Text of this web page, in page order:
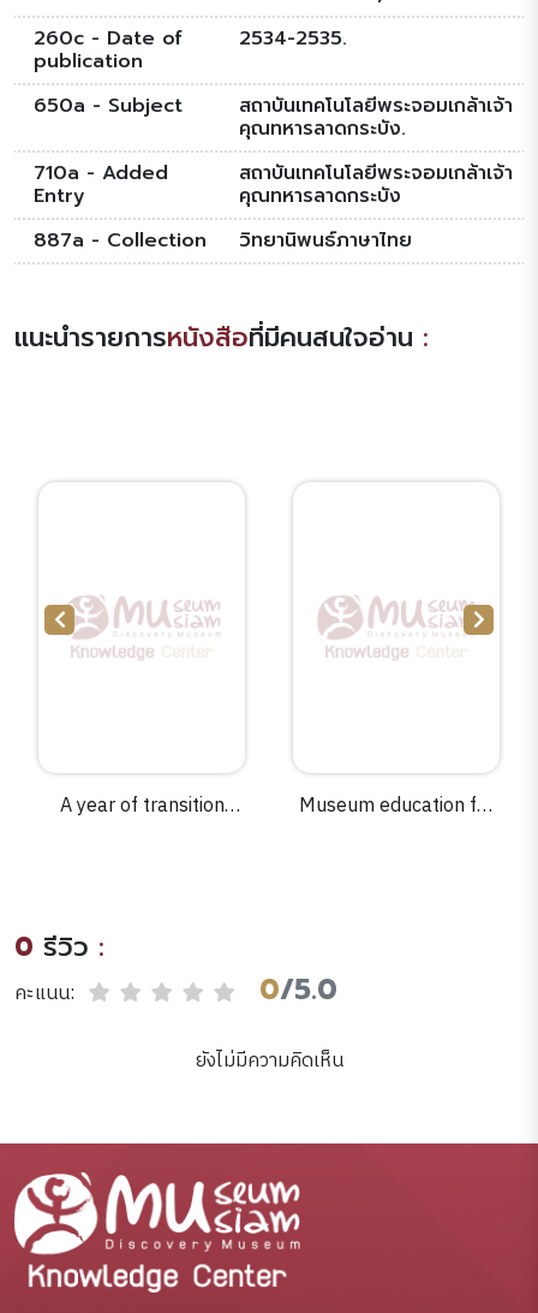
260c - Date of
publication
2534-2535.
650a - Subject สถาบันเทคโนโลยีพระจอมเกล้าเจ้า
คุณทหารลาดกระบัง.
710a - Added
Entry
สถาบันเทคโนโลยีพระจอมเกล้าเจ้า
คุณทหารลาดกระบัง
887a - Collection
วิทยานิพนธ์ภาษาไทย
แนะนำรายการหนังสือที่มีคนสนใจอ่าน :
A year of transition
Museum education for
0 รีวิว :
คะแนน: 0/5.0
ยังไม่มีความคิดเห็น